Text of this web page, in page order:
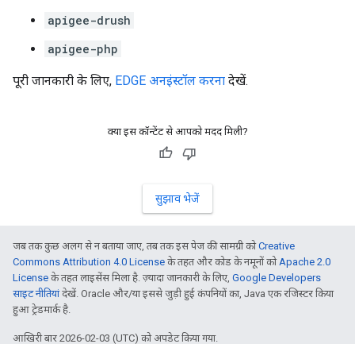
apigee-drush
apigee-php
पूरी जानकारी के लिए, EDGE अनइंस्टॉल करना देखें.
क्या इस कॉन्टेंट से आपको मदद मिली?
सुझाव भेजें
जब तक कुछ अलग से न बताया जाए, तब तक इस पेज की सामग्री कोCreative
Commons Attribution 4.0 License के तहत और कोड के नमूनों कोApache 2.0
License के तहत लाइसेंस मिला है. ज़्यादा जानकारी के लिए, Google Developers
साइट नीतियांदेखें. Oracle और/या इससे जुड़ी हुई कंपनियों का, Java एक रजिस्टर किया
हुआ ट्रेडमार्क है.
आखिरी बार 2026-02-03 (UTC) को अपडेट किया गया.